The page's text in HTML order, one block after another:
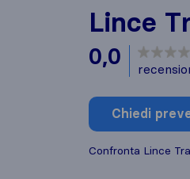
Lince
0,0
Chiedi
Confronta Lince